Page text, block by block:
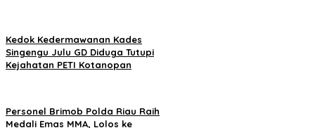
Kedok Kedermawanan Kades
Singengu Julu GD Diduga Tutupi
Kejahatan PETI Kotanopan
Personel Brimob Polda Riau Raih
Medali Emas MMA, Lolos ke